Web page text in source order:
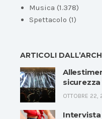
Musica (1.378)
Spettacolo (1)
ARTICOLI
OTTOBRE 22,
Intervista